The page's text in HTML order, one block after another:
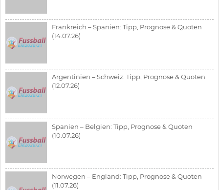
Frankreich – Spanien: Tipp, Prognose & Quoten
(14.07.26)
Argentinien – Schweiz: Tipp, Prognose & Quoten
(12.07.26)
Spanien – Belgien: Tipp, Prognose & Quoten
(10.07.26)
Norwegen – England: Tipp, Prognose & Quoten
(11.07.26)